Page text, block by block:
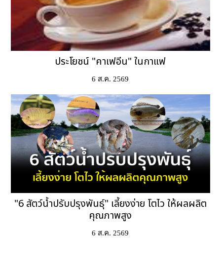
ประโยชน์ "คาเฟอีน" ในกาแฟ
6 ส.ค. 2569
"6 สัตว์น้ำปรับปรุงพันธุ์" เลี้ยงง่าย โตไว ให้ผลผลิต
คุณภาพสูง
6 ส.ค. 2569